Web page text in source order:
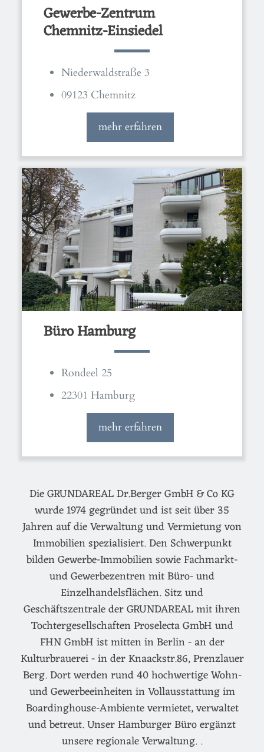
Gewerbe-Zentrum
Chemnitz-Einsiedel
Niederwaldstraße 3
09123 Chemnitz
mehr erfahren
Büro Hamburg
Rondeel 25
22301 Hamburg
mehr erfahren
Die GRUNDAREAL Dr.Berger GmbH & Co KG
wurde 1974 gegründet und ist seit über 35
Jahren auf die Verwaltung und Vermietung von
Immobilien spezialisiert. Den Schwerpunkt
bilden Gewerbe-Immobilien sowie Fachmarkt-
und Gewerbezentren mit Büro- und
Einzelhandelsflächen. Sitz und
Geschäftszentrale der GRUNDAREAL mit ihren
Tochtergesellschaften Proselecta GmbH und
FHN GmbH ist mitten in Berlin - an der
Kulturbrauerei - in der Knaackstr.86, Prenzlauer
Berg. Dort werden rund 40 hochwertige Wohn-
und Gewerbeeinheiten in Vollausstattung im
Boardinghouse-Ambiente vermietet, verwaltet
und betreut. Unser Hamburger Büro ergänzt
unsere regionale Verwaltung. .